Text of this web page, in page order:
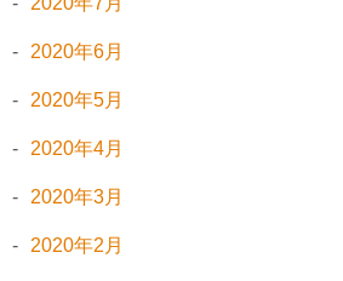
2020年6月
2020年5月
2020年4月
2020年3月
2020年2月